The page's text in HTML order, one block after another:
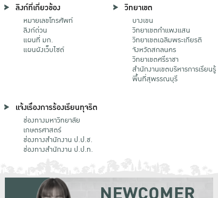
ลิงก์ที่เกี่ยวข้อง
หมายเลขโทรศัพท์
ลิงก์ด่วน
แผนที่ มก.
แผนผังเว็บไซต์
วิทยาเขต
บางเขน
วิทยาเขตกําแพงแสน
วิทยาเขตเฉลิมพระเกียรติ
จังหวัดสกลนคร
วิทยาเขตศรีราชา
สำนักงานเขตบริหารการเรียนรู้
พื้นที่สุพรรณบุรี
แจ้งเรื่องการร้องเรียนทุจริต
ช่องทางมหาวิทยาลัย
เกษตรศาสตร์
ช่องทางสำนักงาน ป.ป.ช.
ช่องทางสำนักงาน ป.ป.ท.